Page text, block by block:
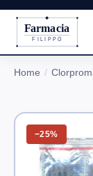
Farmacia
FILIPPO
Home
−25%